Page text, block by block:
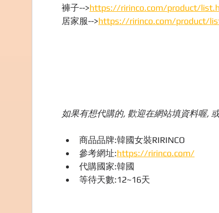
褲子-->https://ririnco.com/product/
居家服-->https://ririnco.com/product/
如果有想代購的, 歡迎在網站填資料喔,
商品品牌:韓國女裝RIRINCO
參考網址:https://ririnco.com/
代購國家:韓國
等待天數:12~16天